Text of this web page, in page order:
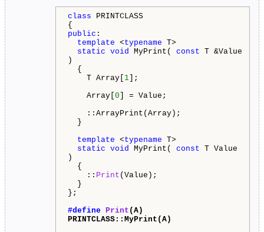
class PRINTCLASS
{
public :
template <typename T>
static void MyPrint( const T &Value
)
{
T Array[ 1 ];
Array[ 0 ] = Value;
::ArrayPrint(Array);
}
template <typename T>
static void MyPrint( const T Value
)
{
:: Print (Value);
}
};
#define Print (A)
PRINTCLASS::MyPrint(A)